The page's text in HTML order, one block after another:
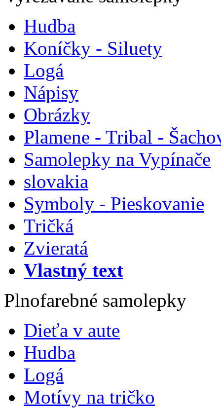
Hudba
Koníčky - Siluety
Logá
Nápisy
Obrázky
Plamene - Tribal -
Samolepky na Vypínače
slovakia
Symboly - Pieskovanie
Tričká
Zvieratá
Vlastný text
Plnofarebné samolepky
Dieťa v aute
Hudba
Logá
Motívy na tričko